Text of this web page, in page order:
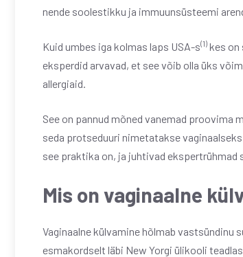
nende soolestikku ja immuunsüsteemi
Kuid umbes iga kolmas laps USA-s(1) kes on
eksperdid arvavad, et see võib olla üks
allergiaid.
See on pannud mõned vanemad
seda protseduuri nimetatakse
see praktika on, ja juhtivad ekspertrühmad
Mis on vaginaalne
Vaginaalne külvamine hõlmab vastsündinu
esmakordselt läbi New Yorgi ülikooli